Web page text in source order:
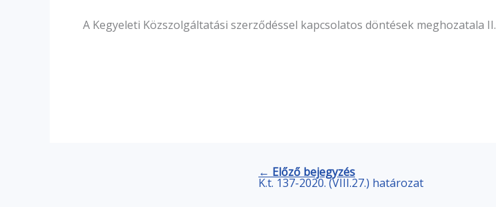
A Kegyeleti Közszolgáltatási szerződéssel kapcsolatos döntések meghozatala II.
← Előző bejegyzés
K.t. 137-2020. (VIII.27.) határozat